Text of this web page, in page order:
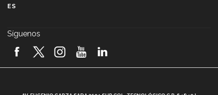
2026! (video)
ES
Síguenos